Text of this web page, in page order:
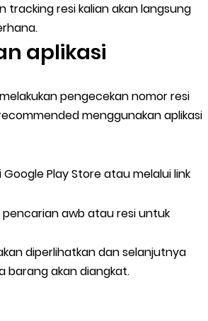
tracking resi kalian akan langsung
aplikasi
pengecekan nomor resi
menggunakan aplikasi
Play Store atau melalui link
pencarian awb atau resi untuk
diperlihatkan dan selanjutnya
barang akan diangkat.